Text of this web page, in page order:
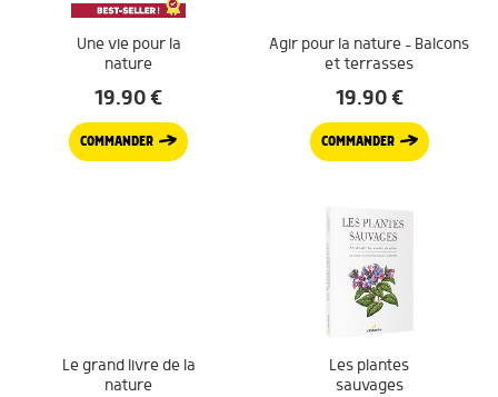
Une vie pour la
nature
19.90€
COMMANDER
Agir pour la nature – Balcons
et terrasses
19.90€
COMMANDER
Le grand livre de la
nature
Les plantes
sauvages